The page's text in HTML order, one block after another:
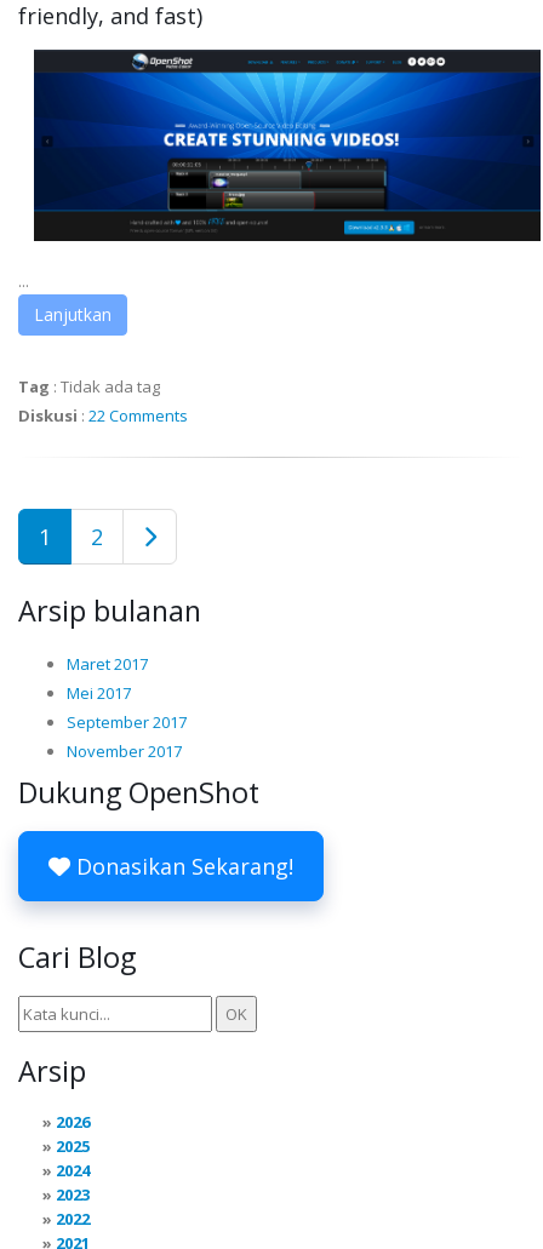
friendly, and fast)
...
Lanjutkan
Tag : Tidak ada tag
Diskusi : 22 Comments
1 2
Arsip bulanan
Maret 2017
Mei 2017
September 2017
November 2017
Dukung OpenShot
Donasikan Sekarang!
Cari Blog
Arsip
2026
2025
2024
2023
2022
2021